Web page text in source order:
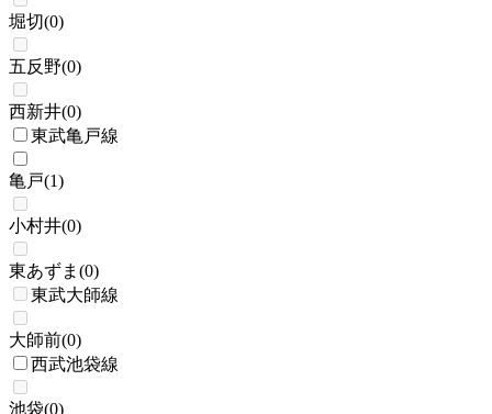
堀切(0)
五反野(0)
西新井(0)
東武亀戸線
亀戸(1)
小村井(0)
東あずま (0)
東武大師線
大師前(0)
西武池袋線
池袋(0)